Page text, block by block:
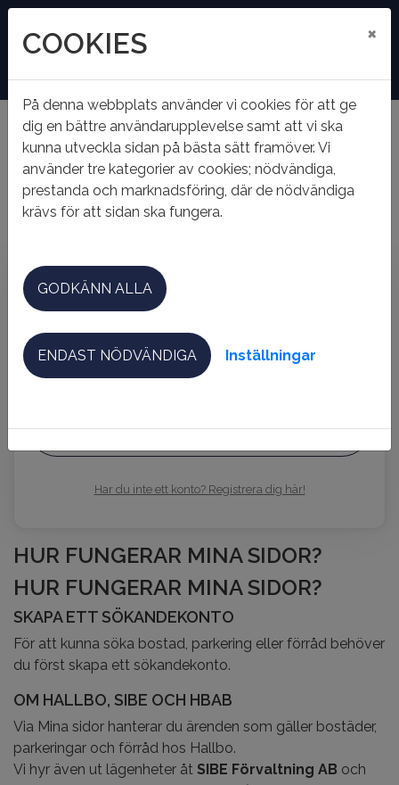
Hem Mina sidor
MINA SIDOR
Starta Mobilt BankID
Mobilt BankId på annan enhet
Har du inte ett konto? Registrera dig här!
HUR FUNGERAR MINA SIDOR?
HUR FUNGERAR MINA SIDOR?
SKAPA ETT SÖKANDEKONTO
För att kunna söka bostad, parkering eller förråd behöver
du först skapa ett sökandekonto.
OM HALLBO, SIBE OCH HBAB
Via Mina sidor hanterar du ärenden som gäller bostäder,
parkeringar och förråd hos Hallbo.
Vi hyr även ut lägenheter åt SIBE Förvaltning AB och
COOKIES ×
På denna webbplats använder vi cookies för att ge
dig en bättre användarupplevelse samt att vi ska
kunna utveckla sidan på bästa sätt framöver. Vi
använder tre kategorier av cookies; nödvändiga,
prestanda och marknadsföring, där de nödvändiga
krävs för att sidan ska fungera.
GODKÄNN ALLA
ENDAST NÖDVÄNDIGA Inställningar